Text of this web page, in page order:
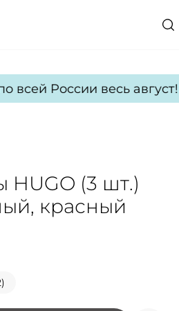
России весь август!
HUGO (3 шт.)
красный